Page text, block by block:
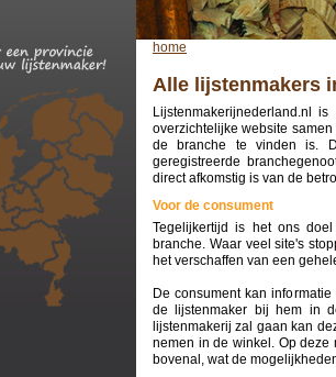
home
Alle lijstenmakers
Lijstenmakerijnederland.nl
overzichtelijke website
de branche te vinden is.
geregistreerde
direct afkomstig is van de
Voor de consument
Tegelijkertijd is het ons
branche. Waar veel site's
het verschaffen van een
De consument kan
de lijstenmaker bij hem in
lijstenmakerij zal gaan kan
nemen in de winkel. Op deze
bovenal, wat de